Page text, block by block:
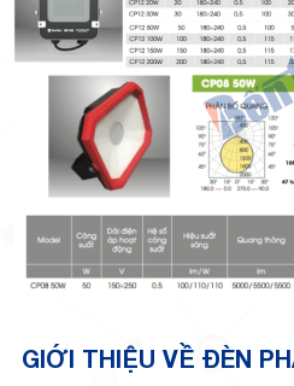
GIỚI THIỆU VỀ ĐÈN